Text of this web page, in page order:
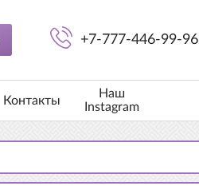
+7-777-446-99-96
Контакты
Наш
Instagram